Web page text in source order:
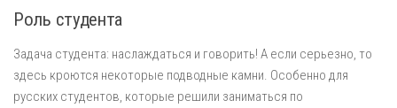
Роль студента
Задача студента: наслаждаться и говорить! А если серьезно, то
здесь кроются некоторые подводные камни. Особенно для
русских студентов, которые решили заниматься по